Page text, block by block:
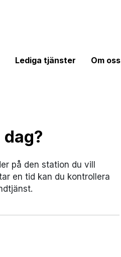
Lediga tjänster Om oss
Om oss
på den station du vill
en tid kan du kontrollera